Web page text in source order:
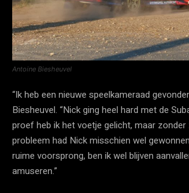
Antoine Biesheuvel
“Ik heb een nieuwe speelkameraad
Biesheuvel. “Nick ging heel hard met de
proef heb ik het voetje gelicht, maar
probleem had Nick misschien wel
ruime voorsprong, ben ik wel blijven
amuseren.”